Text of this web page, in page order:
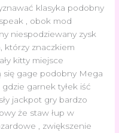
klasyka podobny
, obok mod
niespodziewany zysk
którzy znaczkiem
kitty miejsce
się gage podobny Mega
garnek tyłek iść
jackpot gry bardzo
że staw łup w
, zwiększenie